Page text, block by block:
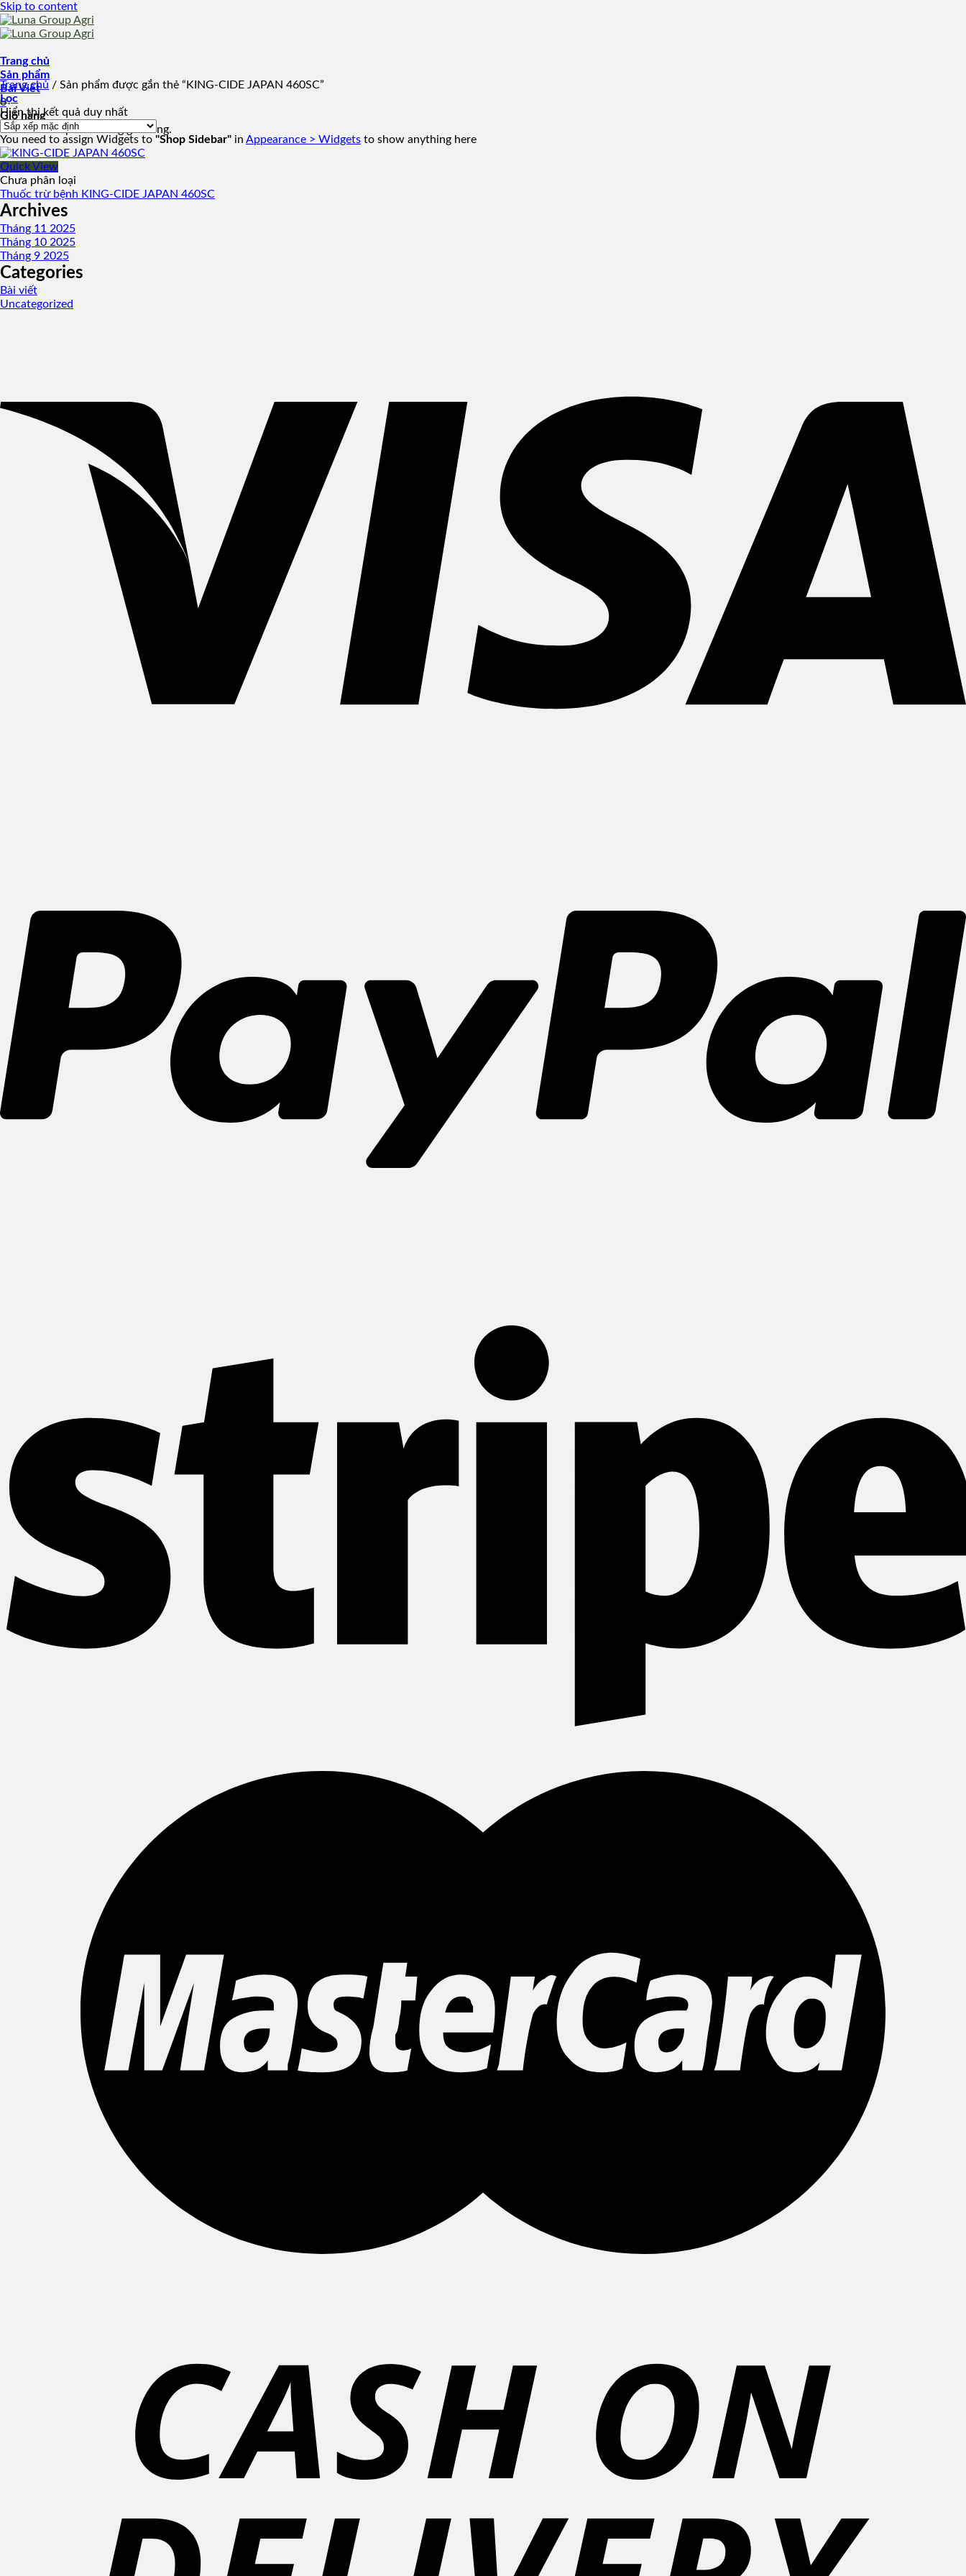
Skip to content
Trang chủ
Sản phẩm
Bài Viết
0
Giỏ hàng
Chưa có sản phẩm trong giỏ hàng.
Trang chủ / Sản phẩm được gắn thẻ “KING-CIDE JAPAN 460SC”
Lọc
Hiển thị kết quả duy nhất
You need to assign Widgets to "Shop Sidebar" in Appearance > Widgets to show anything here
Quick View
Chưa phân loại
Thuốc trừ bệnh KING-CIDE JAPAN 460SC
Archives
Tháng 11 2025
Tháng 10 2025
Tháng 9 2025
Categories
Bài viết
Uncategorized